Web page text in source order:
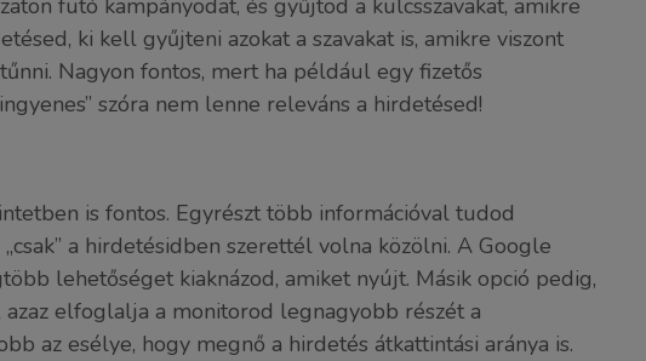
futó kampányodat, és gyűjtöd a kulcsszavakat, amikre
ki kell gyűjteni azokat a szavakat is, amikre viszont
Nagyon fontos, mert ha például egy fizetős
szóra nem lenne releváns a hirdetésed!
is fontos. Egyrészt több információval tudod
a hirdetésidben szerettél volna közölni. A Google
lehetőséget kiaknázod, amiket nyújt. Másik opció pedig,
azaz elfoglalja a monitorod legnagyobb részét a
az esélye, hogy megnő a hirdetés átkattintási aránya is.